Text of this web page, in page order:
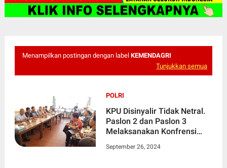
Menampilkan postingan dengan label KEMENDAGRI
Tunjukkan semua
POLRI
KPU Disinyalir Tidak Netral.
Paslon 2 dan Paslon 3
Melaksanakan Konfrensi
Hukum Laporkan Ke DKPP
September 26, 2024